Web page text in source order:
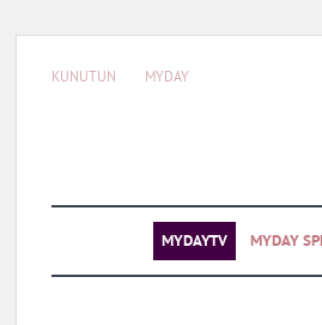
KUNUTUN MYDAY
MYDAYTV MYDAY